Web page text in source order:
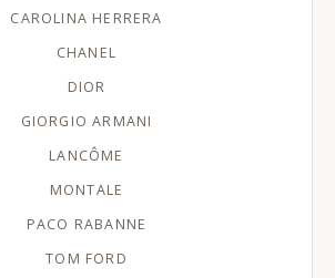
CAROLINA HERRERA
CHANEL
DIOR
GIORGIO ARMANI
LANCÔME
MONTALE
PACO RABANNE
TOM FORD